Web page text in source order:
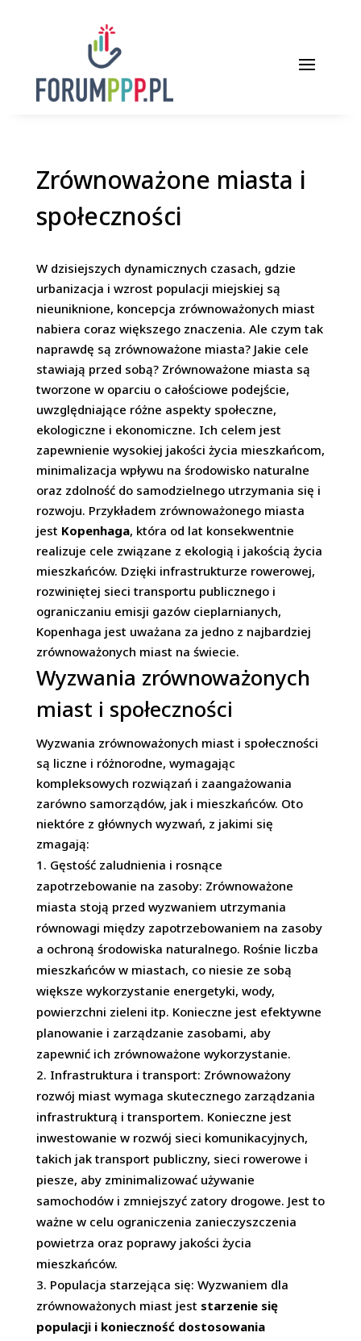
Zrównoważone miasta i
społeczności
W dzisiejszych dynamicznych czasach, gdzie
urbanizacja i wzrost populacji miejskiej są
nieuniknione, koncepcja zrównoważonych miast
nabiera coraz większego znaczenia. Ale czym tak
naprawdę są zrównoważone miasta? Jakie cele
stawiają przed sobą? Zrównoważone miasta są
tworzone w oparciu o całościowe podejście,
uwzględniające różne aspekty społeczne,
ekologiczne i ekonomiczne. Ich celem jest
zapewnienie wysokiej jakości życia mieszkańcom,
minimalizacja wpływu na środowisko naturalne
oraz zdolność do samodzielnego utrzymania się i
rozwoju. Przykładem zrównoważonego miasta
jest Kopenhaga, która od lat konsekwentnie
realizuje cele związane z ekologią i jakością życia
mieszkańców. Dzięki infrastrukturze rowerowej,
rozwiniętej sieci transportu publicznego i
ograniczaniu emisji gazów cieplarnianych,
Kopenhaga jest uważana za jedno z najbardziej
zrównoważonych miast na świecie.
Wyzwania zrównoważonych
miast i społeczności
Wyzwania zrównoważonych miast i społeczności
są liczne i różnorodne, wymagając
kompleksowych rozwiązań i zaangażowania
zarówno samorządów, jak i mieszkańców. Oto
niektóre z głównych wyzwań, z jakimi się
zmagają:
Gęstość zaludnienia i rosnące
zapotrzebowanie na zasoby: Zrównoważone
miasta stoją przed wyzwaniem utrzymania
równowagi między zapotrzebowaniem na zasoby
a ochroną środowiska naturalnego. Rośnie liczba
mieszkańców w miastach, co niesie ze sobą
większe wykorzystanie energetyki, wody,
powierzchni zieleni itp. Konieczne jest efektywne
planowanie i zarządzanie zasobami, aby
zapewnić ich zrównoważone wykorzystanie.
Infrastruktura i transport: Zrównoważony
rozwój miast wymaga skutecznego zarządzania
infrastrukturą i transportem. Konieczne jest
inwestowanie w rozwój sieci komunikacyjnych,
takich jak transport publiczny, sieci rowerowe i
piesze, aby zminimalizować używanie
samochodów i zmniejszyć zatory drogowe. Jest to
ważne w celu ograniczenia zanieczyszczenia
powietrza oraz poprawy jakości życia
mieszkańców.
Populacja starzejąca się: Wyzwaniem dla
zrównoważonych miast jest starzenie się
populacji i konieczność dostosowania